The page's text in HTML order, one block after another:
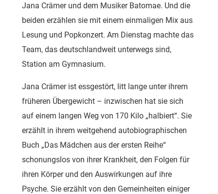
Jana Crämer und dem Musiker Batomae. Und die
beiden erzählen sie mit einem einmaligen Mix aus
Lesung und Popkonzert. Am Dienstag machte das
Team, das deutschlandweit unterwegs sind,
Station am Gymnasium.
Jana Crämer ist essgestört, litt lange unter ihrem
früheren Übergewicht – inzwischen hat sie sich
auf einem langen Weg von 170 Kilo „halbiert“. Sie
erzählt in ihrem weitgehend autobiographischen
Buch „Das Mädchen aus der ersten Reihe“
schonungslos von ihrer Krankheit, den Folgen für
ihren Körper und den Auswirkungen auf ihre
Psyche. Sie erzählt von den Gemeinheiten einiger